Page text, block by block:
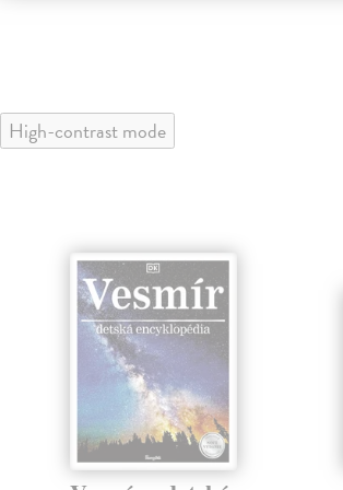
High-contrast mode